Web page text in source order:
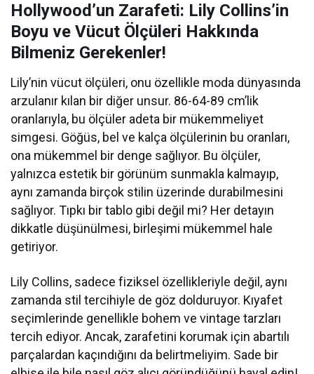
Hollywood’un Zarafeti: Lily Collins’in
Boyu ve Vücut Ölçüleri Hakkında
Bilmeniz Gerekenler!
Lily’nin vücut ölçüleri, onu özellikle moda dünyasında
arzulanır kılan bir diğer unsur. 86-64-89 cm’lik
oranlarıyla, bu ölçüler adeta bir mükemmeliyet
simgesi. Göğüs, bel ve kalça ölçülerinin bu oranları,
ona mükemmel bir denge sağlıyor. Bu ölçüler,
yalnızca estetik bir görünüm sunmakla kalmayıp,
aynı zamanda birçok stilin üzerinde durabilmesini
sağlıyor. Tıpkı bir tablo gibi değil mi? Her detayın
dikkatle düşünülmesi, birleşimi mükemmel hale
getiriyor.
Lily Collins, sadece fiziksel özellikleriyle değil, aynı
zamanda stil tercihiyle de göz dolduruyor. Kıyafet
seçimlerinde genellikle bohem ve vintage tarzları
tercih ediyor. Ancak, zarafetini korumak için abartılı
parçalardan kaçındığını da belirtmeliyim. Sade bir